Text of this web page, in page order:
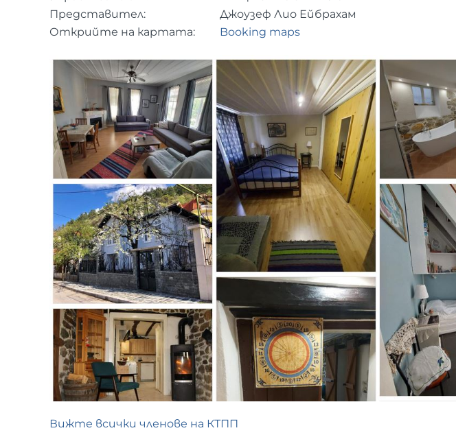
Представител:
Джоузеф Лио Ейбрахам
Открийте на картата:
Booking maps
Вижте всички членове на КТПП